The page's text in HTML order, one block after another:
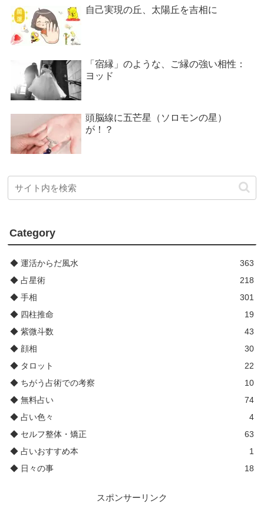
自己実現の丘、太陽丘を吉相に
「宿縁」のような、ご縁の強い相性：
ヨッド
頭脳線に五芒星（ソロモンの星）
が！？
Category
◆ 運活からだ風水
363
◆ 占星術
218
◆ 手相
301
◆ 四柱推命
19
◆ 紫微斗数
43
◆ 顔相
30
◆ タロット
22
◆ ちがう占術での考察
10
◆ 無料占い
74
◆ 占い色々
4
◆ セルフ整体・矯正
63
◆ 占いおすすめ本
1
◆ 日々の事
18
スポンサーリンク